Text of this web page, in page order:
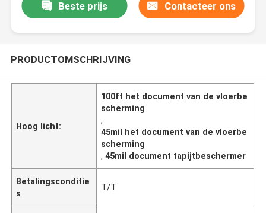
Beste prijs Contacteer ons
PRODUCTOMSCHRIJVING
Hoog licht:
100ft het document van de vloerbe
scherming
,
45mil het document van de vloerbe
scherming
,45mil document tapijtbeschermer
Betalingsconditie
s
T/T